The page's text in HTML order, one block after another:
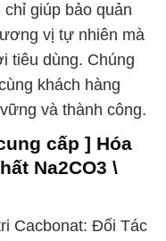
giúp bảo quản
vị tự nhiên mà
tiêu dùng. Chúng
khách hàng
và thành công.
cấp ] Hóa
Na2CO3 \
Cacbonat: Đối Tác